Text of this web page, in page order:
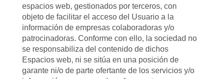
espacios web, gestionados por terceros, con
objeto de facilitar el acceso del Usuario a la
información de empresas colaboradoras y/o
patrocinadoras. Conforme con ello, la sociedad no
se responsabiliza del contenido de dichos
Espacios web, ni se sitúa en una posición de
garante ni/o de parte ofertante de los servicios y/o